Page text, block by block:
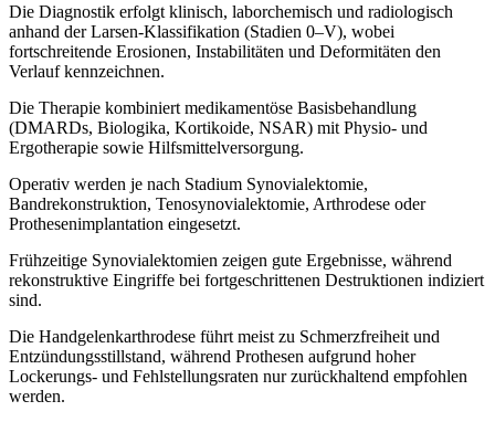
Die Diagnostik erfolgt klinisch, laborchemisch und radiologisch
anhand der Larsen-Klassifikation (Stadien 0–V), wobei
fortschreitende Erosionen, Instabilitäten und Deformitäten den
Verlauf kennzeichnen.
Die Therapie kombiniert medikamentöse Basisbehandlung
(DMARDs, Biologika, Kortikoide, NSAR) mit Physio- und
Ergotherapie sowie Hilfsmittelversorgung.
Operativ werden je nach Stadium Synovialektomie,
Bandrekonstruktion, Tenosynovialektomie, Arthrodese oder
Prothesenimplantation eingesetzt.
Frühzeitige Synovialektomien zeigen gute Ergebnisse, während
rekonstruktive Eingriffe bei fortgeschrittenen Destruktionen indiziert
sind.
Die Handgelenkarthrodese führt meist zu Schmerzfreiheit und
Entzündungsstillstand, während Prothesen aufgrund hoher
Lockerungs- und Fehlstellungsraten nur zurückhaltend empfohlen
werden.